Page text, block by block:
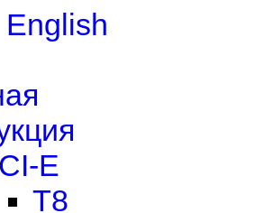
English
E
T8